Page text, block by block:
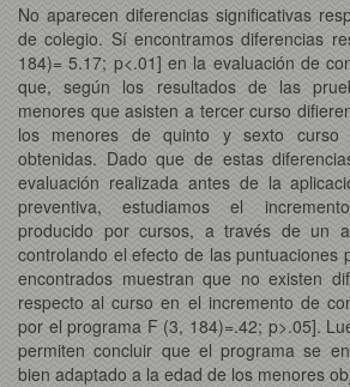
No aparecen diferencias significativas
de colegio. Sí encontramos diferencias
184)= 5.17; p<.01] en la evaluación de
que, según los resultados de las
menores que asisten a tercer curso
los menores de quinto y sexto curso
obtenidas. Dado que de estas
evaluación realizada antes de la
preventiva, estudiamos el
producido por cursos, a través de un
controlando el efecto de las puntuaciones
encontrados muestran que no existen
respecto al curso en el incremento de
por el programa F (3, 184)=.42; p>.05].
permiten concluir que el programa se
bien adaptado a la edad de los menores